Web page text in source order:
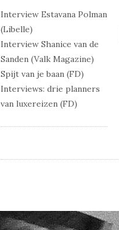
Interview Estavana Polman
(Libelle)
Interview Shanice van de
Sanden (Valk Magazine)
Spijt van je baan (FD)
Interviews: drie planners
van luxereizen (FD)